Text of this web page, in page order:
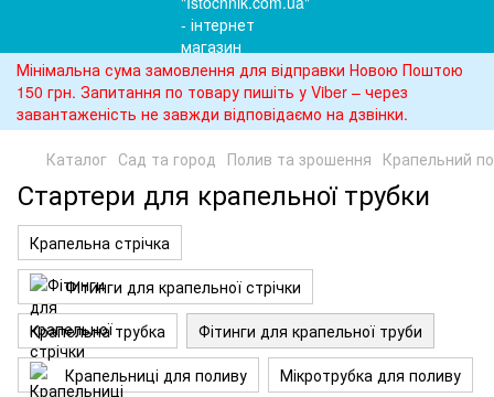
Мінімальна сума замовлення для відправки Новою Поштою
150 грн. Запитання по товару пишіть у Viber – через
завантаженість не завжди відповідаємо на дзвінки.
Каталог Сад та город Полив та зрошення Крапельний
Стартери для крапельної трубки
Крапельна стрічка
Фітинги для крапельної стрічки
Крапельна трубка
Фітинги для крапельної труби
Крапельниці для поливу
Мікротрубка для поливу